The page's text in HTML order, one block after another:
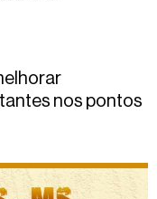
nos pontos